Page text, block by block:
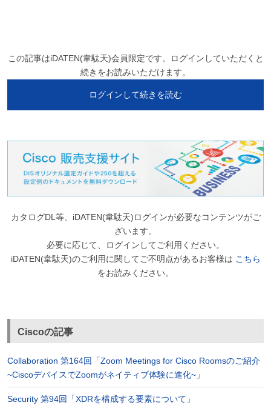
この記事はiDATEN(韋駄天)会員限定です。ログインしていただくと
続きをお読みいただけます。
ログインして続きを読む
カタログDL等、iDATEN(韋駄天)ログインが必要なコンテンツがご
ざいます。
必要に応じて、ログインしてご利用ください。
iDATEN(韋駄天)のご利用に関してご不明点があるお客様は こちら
をお読みください。
Ciscoの記事
Collaboration 第164回「Zoom Meetings for Cisco Roomsのご紹介
~CiscoデバイスでZoomがネイティブ体験に進化~」
Security 第94回「XDRを構成する要素について」